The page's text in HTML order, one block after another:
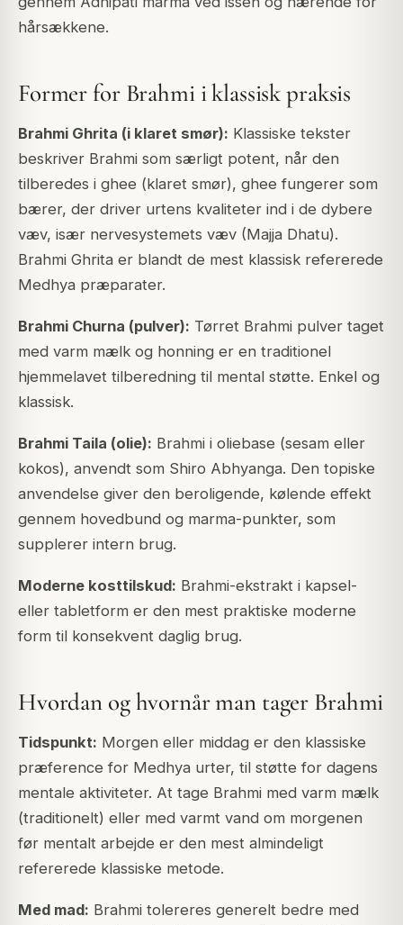
hårsækkene.
Former for Brahmi i klassisk praksis
Brahmi Ghrita (i klaret smør): Klassiske tekster
beskriver Brahmi som særligt potent, når den
tilberedes i ghee (klaret smør), ghee fungerer som
bærer, der driver urtens kvaliteter ind i de dybere
væv, især nervesystemets væv (Majja Dhatu).
Brahmi Ghrita er blandt de mest klassisk refererede
Medhya præparater.
Brahmi Churna (pulver): Tørret Brahmi pulver taget
med varm mælk og honning er en traditionel
hjemmelavet tilberedning til mental støtte. Enkel og
klassisk.
Brahmi Taila (olie): Brahmi i oliebase (sesam eller
kokos), anvendt som Shiro Abhyanga. Den topiske
anvendelse giver den beroligende, kølende effekt
gennem hovedbund og marma-punkter, som
supplerer intern brug.
Moderne kosttilskud: Brahmi-ekstrakt i kapsel-
eller tabletform er den mest praktiske moderne
form til konsekvent daglig brug.
Hvordan og hvornår man tager Brahmi
Tidspunkt: Morgen eller middag er den klassiske
præference for Medhya urter, til støtte for dagens
mentale aktiviteter. At tage Brahmi med varm mælk
(traditionelt) eller med varmt vand om morgenen
før mentalt arbejde er den mest almindeligt
refererede klassiske metode.
Med mad: Brahmi tolereres generelt bedre med